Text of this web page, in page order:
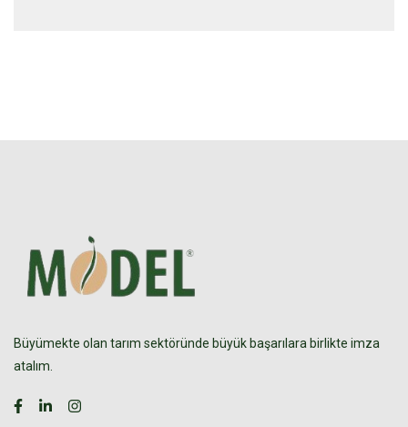
Büyümekte olan tarım sektöründe büyük başarılara birlikte imza
atalım.